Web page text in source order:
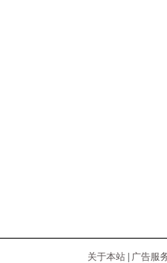
关于本站
广告服